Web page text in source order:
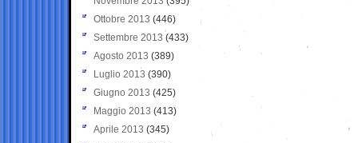
Ottobre 2013 (446)
Settembre 2013 (433)
Agosto 2013 (389)
Luglio 2013 (390)
Giugno 2013 (425)
Maggio 2013 (413)
Aprile 2013 (345)